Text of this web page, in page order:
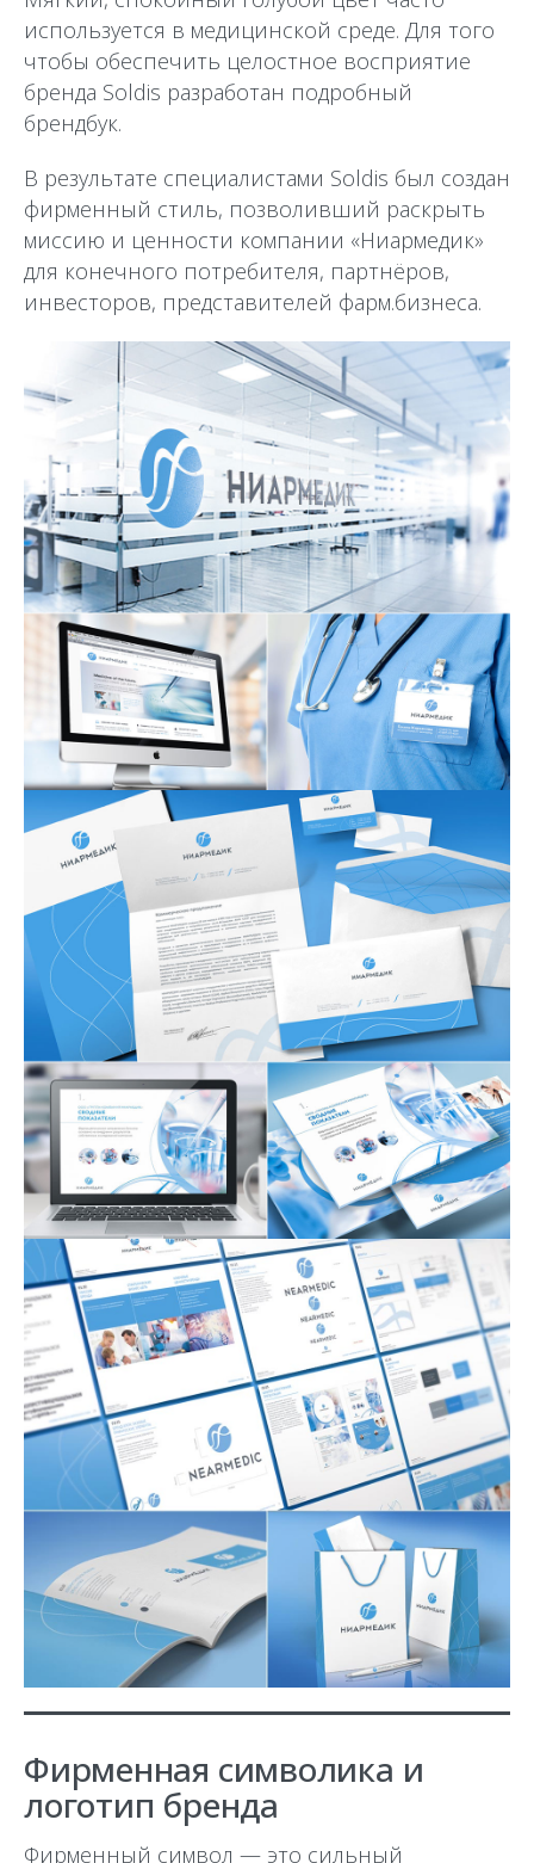
используется в медицинской среде. Для того
чтобы обеспечить целостное восприятие
бренда Soldis разработан подробный
брендбук.
В результате специалистами Soldis был создан
фирменный стиль, позволивший раскрыть
миссию и ценности компании «Ниармедик»
для конечного потребителя, партнёров,
инвесторов, представителей фарм.бизнеса.
Фирменная символика и
логотип бренда
Фирменный символ — это сильный